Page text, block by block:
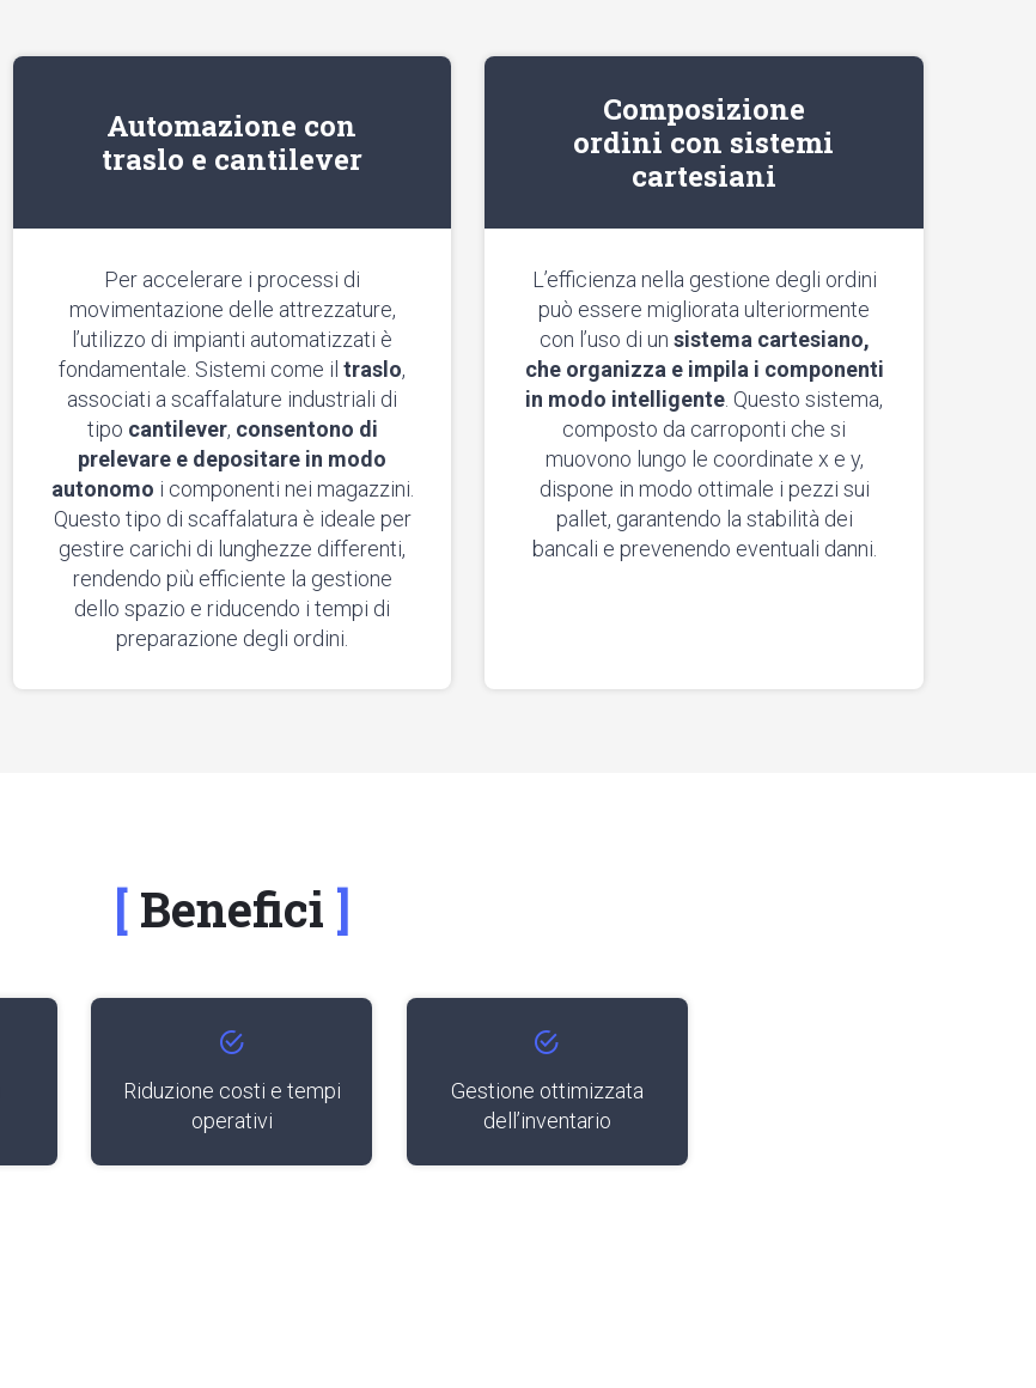
Automazione con
traslo e cantilever
Per accelerare i processi di
movimentazione delle attrezzature,
l’utilizzo di impianti automatizzati è
fondamentale. Sistemi come il traslo,
associati a scaffalature industriali di
tipo cantilever, consentono di
prelevare e depositare in modo
autonomo i componenti nei magazzini.
Questo tipo di scaffalatura è ideale per
gestire carichi di lunghezze differenti,
rendendo più efficiente la gestione
dello spazio e riducendo i tempi di
preparazione degli ordini.
Composizione
ordini con sistemi
cartesiani
L’efficienza nella gestione degli ordini
può essere migliorata ulteriormente
con l’uso di un sistema cartesiano,
che organizza e impila i componenti
in modo intelligente . Questo sistema,
composto da carroponti che si
muovono lungo le coordinate x e y,
dispone in modo ottimale i pezzi sui
pallet, garantendo la stabilità dei
bancali e prevenendo eventuali danni.
Benefici
Riduzione costi e tempi
operativi
Gestione ottimizzata
dell’inventario